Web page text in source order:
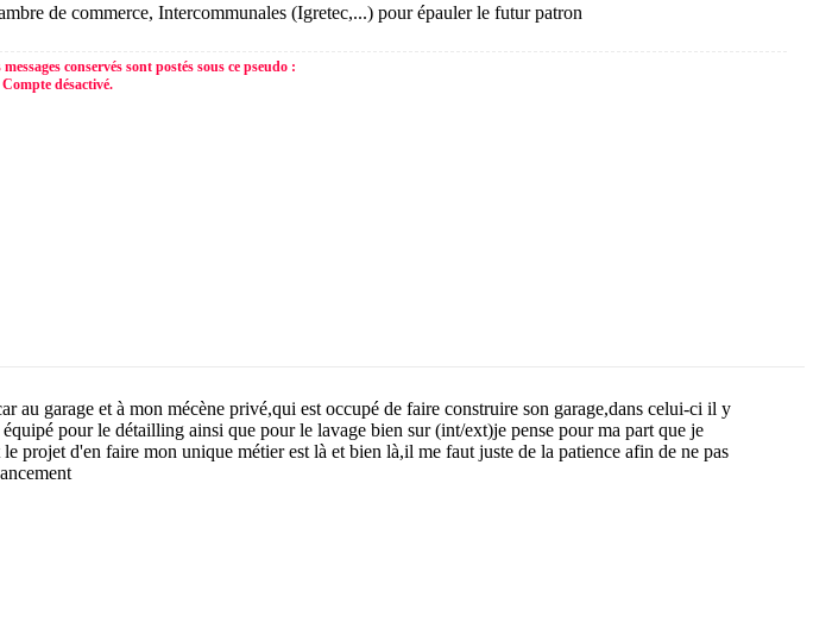
de commerce, Intercommunales (Igretec,...) pour épauler le futur patron
conservés sont postés sous ce pseudo :
Compte désactivé.​
garage et à mon mécène privé,qui est occupé de faire construire son garage,dans celui-ci il y
pour le détailling ainsi que pour le lavage bien sur (int/ext)je pense pour ma part que je
projet d'en faire mon unique métier est là et bien là,il me faut juste de la patience afin de ne pas